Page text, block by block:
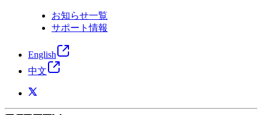
お知らせ一覧
サポート情報
English
中文